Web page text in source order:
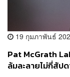
19 กุมภาพันธ์
Pat McGrath
ล้มละลายไม่กี่สัป